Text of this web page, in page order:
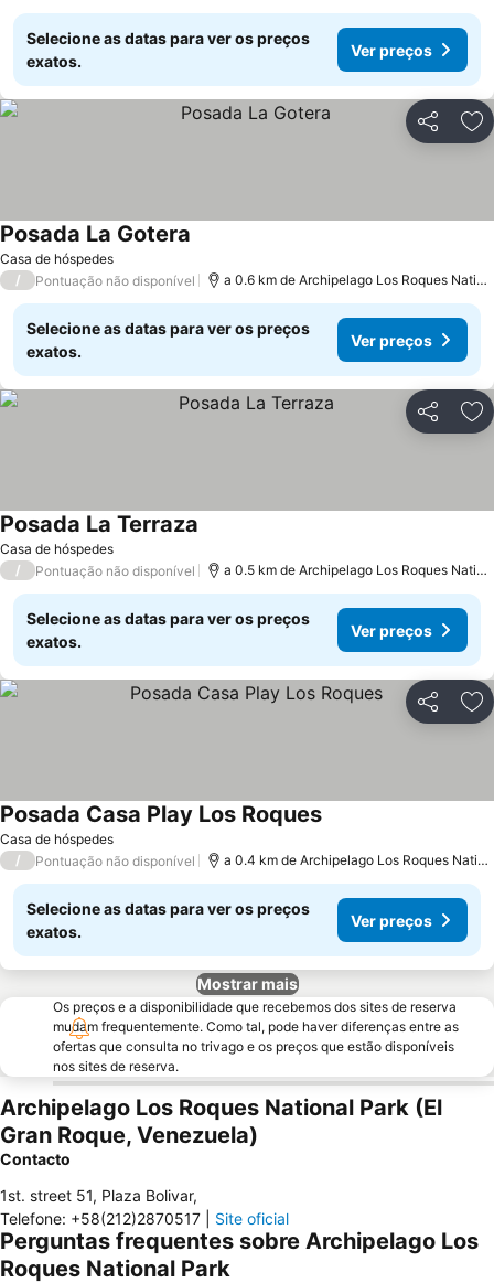
Selecione as datas para ver os preços
exatos.
Ver preços
Partilhar
Casa de hóspedes
Posada La Gotera
/ Pontuação não disponível a 0.6 km de Archipelago Los Roques National Park
Selecione as datas para ver os preços
exatos.
Ver preços
Partilhar
Casa de hóspedes
Posada La Terraza
/ Pontuação não disponível a 0.5 km de Archipelago Los Roques National Park
Selecione as datas para ver os preços
exatos.
Ver preços
Partilhar
Casa de hóspedes
Posada Casa Play Los Roques
/ Pontuação não disponível a 0.4 km de Archipelago Los Roques National Park
Selecione as datas para ver os preços
exatos.
Ver preços
Mostrar mais
Os preços e a disponibilidade que recebemos dos sites de reserva
mudam frequentemente. Como tal, pode haver diferenças entre as
ofertas que consulta no trivago e os preços que estão disponíveis
nos sites de reserva.
Archipelago Los Roques National Park (El
Gran Roque, Venezuela)
Contacto
1st. street 51, Plaza Bolivar,
Telefone: +58(212)2870517 Site oficial
Perguntas frequentes sobre Archipelago Los
Roques National Park